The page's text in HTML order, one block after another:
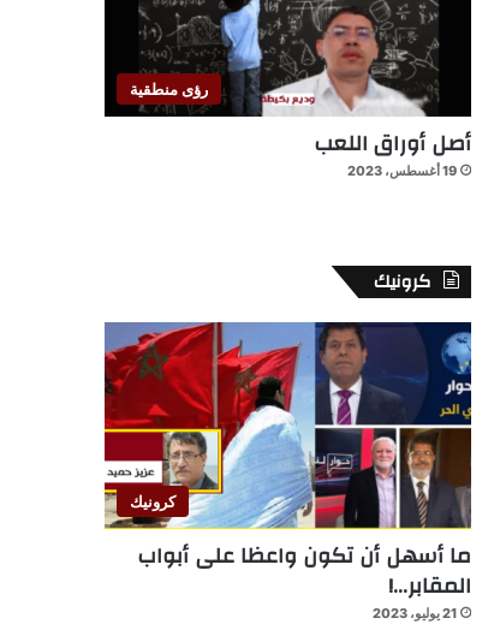
رؤى منطقية
أصل أوراق اللعب
19 أغسطس، 2023
كرونيك
كرونيك
ما أسهل أن تكون واعظا على أبواب
المقابر…!
21 يوليو، 2023